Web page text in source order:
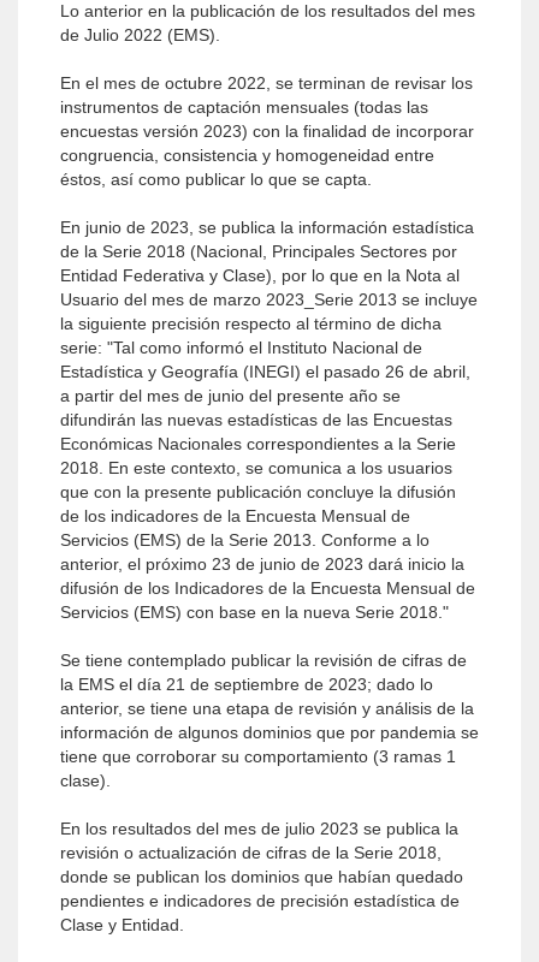
Lo anterior en la publicación de los resultados del mes
de Julio 2022 (EMS).
En el mes de octubre 2022, se terminan de revisar los
instrumentos de captación mensuales (todas las
encuestas versión 2023) con la finalidad de incorporar
congruencia, consistencia y homogeneidad entre
éstos, así como publicar lo que se capta.
En junio de 2023, se publica la información estadística
de la Serie 2018 (Nacional, Principales Sectores por
Entidad Federativa y Clase), por lo que en la Nota al
Usuario del mes de marzo 2023_Serie 2013 se incluye
la siguiente precisión respecto al término de dicha
serie: "Tal como informó el Instituto Nacional de
Estadística y Geografía (INEGI) el pasado 26 de abril,
a partir del mes de junio del presente año se
difundirán las nuevas estadísticas de las Encuestas
Económicas Nacionales correspondientes a la Serie
2018. En este contexto, se comunica a los usuarios
que con la presente publicación concluye la difusión
de los indicadores de la Encuesta Mensual de
Servicios (EMS) de la Serie 2013. Conforme a lo
anterior, el próximo 23 de junio de 2023 dará inicio la
difusión de los Indicadores de la Encuesta Mensual de
Servicios (EMS) con base en la nueva Serie 2018."
Se tiene contemplado publicar la revisión de cifras de
la EMS el día 21 de septiembre de 2023; dado lo
anterior, se tiene una etapa de revisión y análisis de la
información de algunos dominios que por pandemia se
tiene que corroborar su comportamiento (3 ramas 1
clase).
En los resultados del mes de julio 2023 se publica la
revisión o actualización de cifras de la Serie 2018,
donde se publican los dominios que habían quedado
pendientes e indicadores de precisión estadística de
Clase y Entidad.